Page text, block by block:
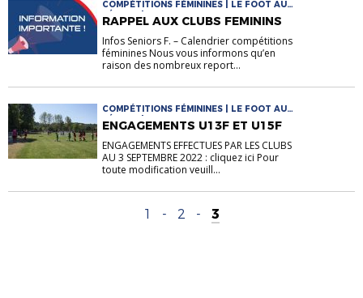
COMPÉTITIONS FÉMININES | LE FOOT AU
FÉMININ | U13F - U15F - U18F
RAPPEL AUX CLUBS FEMININS
Infos Seniors F. – Calendrier compétitions
féminines Nous vous informons qu’en
raison des nombreux report...
COMPÉTITIONS FÉMININES | LE FOOT AU
FÉMININ | U13F - U15F - U18F
ENGAGEMENTS U13F ET U15F
ENGAGEMENTS EFFECTUES PAR LES CLUBS
AU 3 SEPTEMBRE 2022 : cliquez ici Pour
toute modification veuill...
1 - 2 - 3